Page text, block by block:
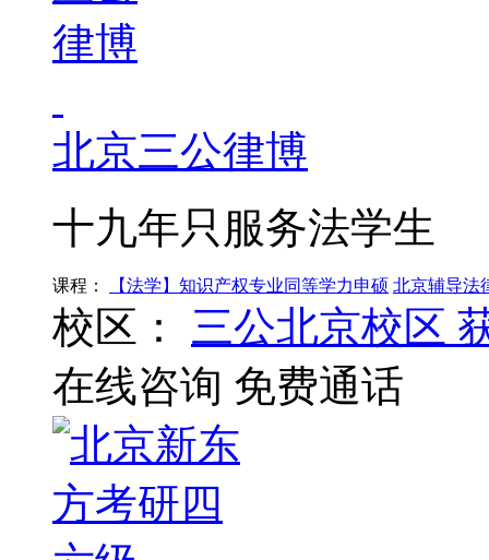
北京三公律博
十九年只服务法学生
课程： 【法学】知识产权专业同等学力申硕 北京辅导法
校区： 三公北京校区
在线咨询 免费通话